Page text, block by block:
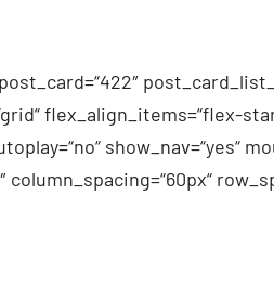
flex_align_items=“flex-
show_nav=“yes“
column_spacing=“60px“